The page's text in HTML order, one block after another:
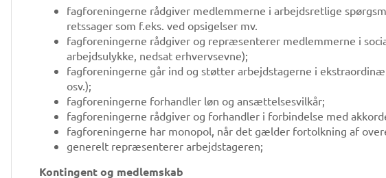
fagforeningerne rådgiver medlemmerne i arbejdsretlige
retssager som f.eks. ved opsigelser mv.
fagforeningerne rådgiver og repræsenterer medlemmerne i
arbejdsulykke, nedsat erhvervsevne);
fagforeningerne går ind og støtter arbejdstagerne i
osv.);
fagforeningerne forhandler løn og ansættelsesvilkår;
fagforeningerne rådgiver og forhandler i forbindelse med
fagforeningerne har monopol, når det gælder fortolkning af
generelt repræsenterer arbejdstageren;
Kontingent og medlemskab